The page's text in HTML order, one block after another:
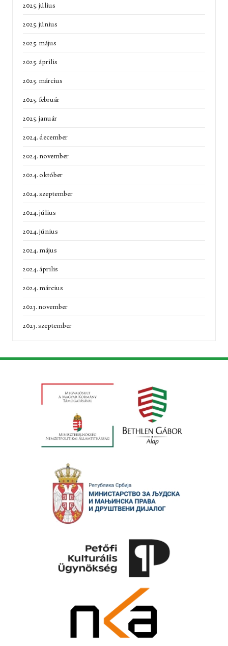
2025. július
2025. június
2025. május
2025. április
2025. március
2025. február
2025. január
2024. december
2024. november
2024. október
2024. szeptember
2024. július
2024. június
2024. május
2024. április
2024. március
2023. november
2023. szeptember